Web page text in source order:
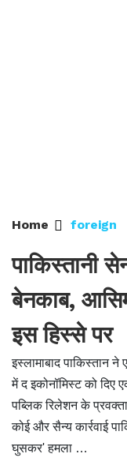
Home foreign
पाकिस्तानी
बेनकाब,
इस हिस्से पर
इस्लामाबाद पाकिस्तान
में द इकोनॉमिस्ट को दिए
पब्लिक रिलेशन के
कोई और सैन्य कार्रवाई
घुसकर' हमला …